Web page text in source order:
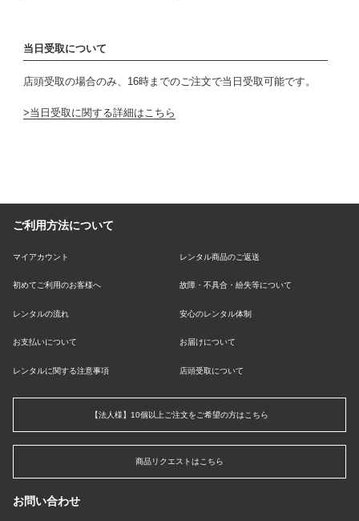
当日受取について
店頭受取の場合のみ、16時までのご注文で当日受取可能です。
当日受取に関する詳細はこちら
ご利用方法について
マイアカウント レンタル商品のご返送
初めてご利用のお客様へ 故障・不具合・紛失等について
レンタルの流れ 安心のレンタル体制
お支払いについて お届けについて
レンタルに関する注意事項 店頭受取について
【法人様】10個以上ご注文をご希望の方はこちら
商品リクエストはこちら
お問い合わせ